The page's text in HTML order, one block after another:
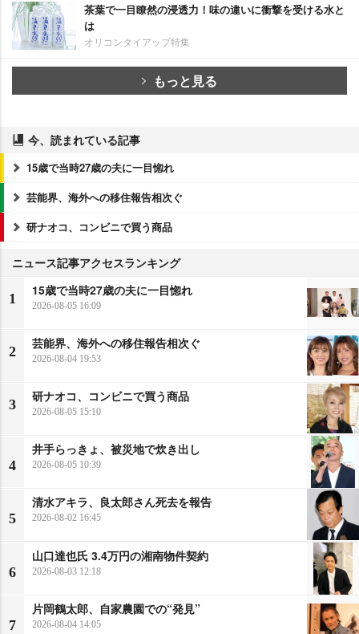
茶葉で一目瞭然の浸透力！味の違いに衝撃を受ける水と
は
オリコンタイアップ特集
もっと見る
今、読まれている記事
15歳で当時27歳の夫に一目惚れ
芸能界、海外への移住報告相次ぐ
研ナオコ、コンビニで買う商品
ニュース記事アクセスランキング
1
15歳で当時27歳の夫に一目惚れ
2026-08-05 16:09
2
芸能界、海外への移住報告相次ぐ
2026-08-04 19:53
3
研ナオコ、コンビニで買う商品
2026-08-05 15:10
4
井手らっきょ、被災地で炊き出し
2026-08-05 10:39
5
清水アキラ、良太郎さん死去を報告
2026-08-02 16:45
6
山口達也氏 3.4万円の湘南物件契約
2026-08-03 12:18
7
片岡鶴太郎、自家農園での“発見”
2026-08-04 14:05